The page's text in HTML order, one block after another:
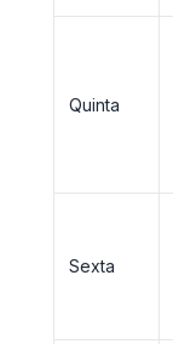
Quinta
Sexta